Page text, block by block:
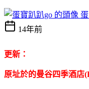
14年前
更新：
原址於的曼谷四季酒店